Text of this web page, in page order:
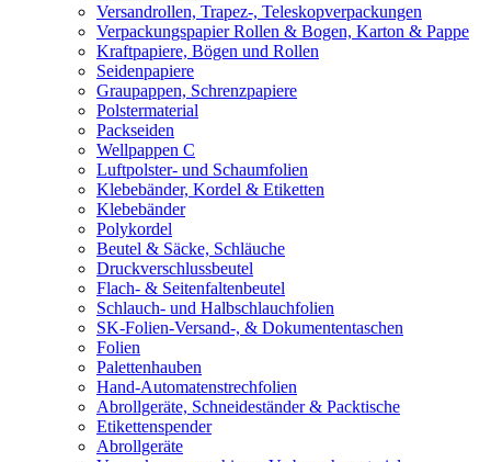
Versandrollen, Trapez-, Teleskopverpackungen
Verpackungspapier Rollen & Bogen, Karton & Pappe
Kraftpapiere, Bögen und Rollen
Seidenpapiere
Graupappen, Schrenzpapiere
Polstermaterial
Packseiden
Wellpappen C
Luftpolster- und Schaumfolien
Klebebänder, Kordel & Etiketten
Klebebänder
Polykordel
Beutel & Säcke, Schläuche
Druckverschlussbeutel
Flach- & Seitenfaltenbeutel
Schlauch- und Halbschlauchfolien
SK-Folien-Versand-, & Dokumententaschen
Folien
Palettenhauben
Hand-Automatenstrechfolien
Abrollgeräte, Schneideständer & Packtische
Etikettenspender
Abrollgeräte